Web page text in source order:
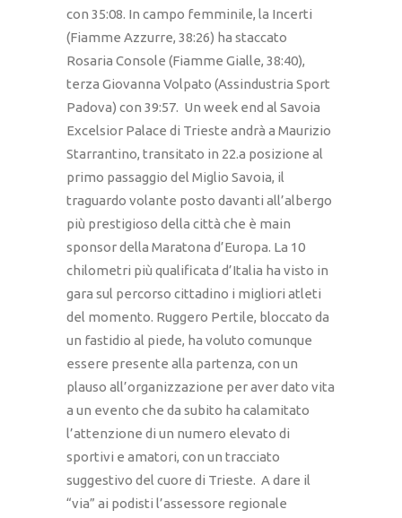
con 35:08. In campo femminile, la Incerti
(Fiamme Azzurre, 38:26) ha staccato
Rosaria Console (Fiamme Gialle, 38:40),
terza Giovanna Volpato (Assindustria Sport
Padova) con 39:57. Un week end al Savoia
Excelsior Palace di Trieste andrà a Maurizio
Starrantino, transitato in 22.a posizione al
primo passaggio del Miglio Savoia, il
traguardo volante posto davanti all’albergo
più prestigioso della città che è main
sponsor della Maratona d’Europa. La 10
chilometri più qualificata d’Italia ha visto in
gara sul percorso cittadino i migliori atleti
del momento. Ruggero Pertile, bloccato da
un fastidio al piede, ha voluto comunque
essere presente alla partenza, con un
plauso all’organizzazione per aver dato vita
a un evento che da subito ha calamitato
l’attenzione di un numero elevato di
sportivi e amatori, con un tracciato
suggestivo del cuore di Trieste. A dare il
“via” ai podisti l’assessore regionale